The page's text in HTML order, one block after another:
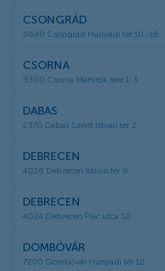
CSONGRÁD
6640 Csongrád Hunyadi tér 10.-16.
CSORNA
9300 Csorna Mártírok tere 1-3
DABAS
2370 Dabas Szent István tér 2.
DEBRECEN
4026 Debrecen Kálvin tér 8.
DEBRECEN
4024 Debrecen Piac utca 52.
DOMBÓVÁR
7200 Dombóvár Hunyadi tér 12.